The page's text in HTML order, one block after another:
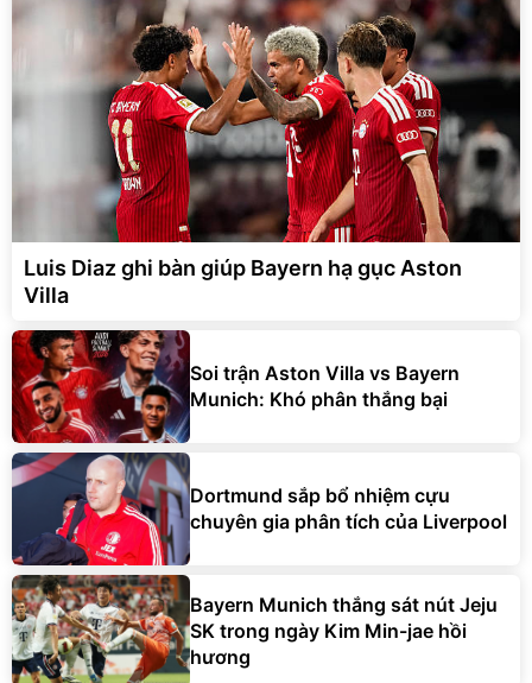
Luis Diaz ghi bàn giúp Bayern hạ gục Aston
Villa
Soi trận Aston Villa vs Bayern
Munich: Khó phân thắng bại
Dortmund sắp bổ nhiệm cựu
chuyên gia phân tích của Liverpool
Bayern Munich thắng sát nút Jeju
SK trong ngày Kim Min-jae hồi
hương